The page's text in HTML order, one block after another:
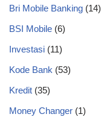
Bri Mobile Banking (14)
BSI Mobile (6)
Investasi (11)
Kode Bank (53)
Kredit (35)
Money Changer (1)